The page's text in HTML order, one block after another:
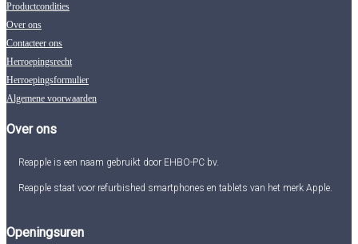
Productcondities
Over ons
Contacteer ons
Herroepingsrecht
Herroepingsformulier
Algemene voorwaarden
Over ons
Reapple is een naam gebruikt door EHBO-PC bv.
Reapple staat voor refurbished smartphones en tablets van het merk Apple.
Openingsuren